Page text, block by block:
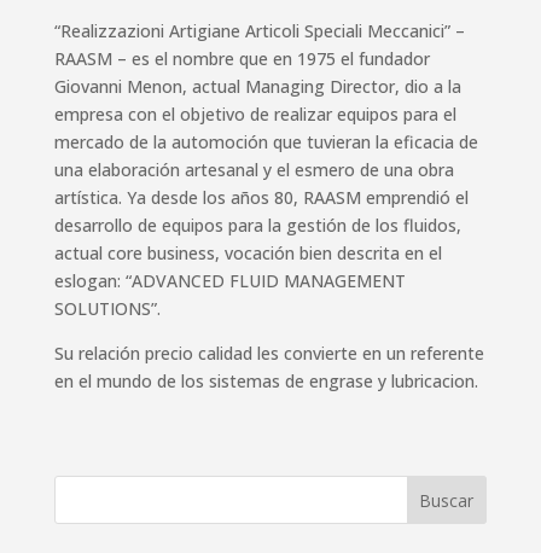
“Realizzazioni Artigiane Articoli Speciali Meccanici” –
RAASM – es el nombre que en 1975 el fundador
Giovanni Menon, actual Managing Director, dio a la
empresa con el objetivo de realizar equipos para el
mercado de la automoción que tuvieran la eficacia de
una elaboración artesanal y el esmero de una obra
artística. Ya desde los años 80, RAASM emprendió el
desarrollo de equipos para la gestión de los fluidos,
actual core business, vocación bien descrita en el
eslogan: “ADVANCED FLUID MANAGEMENT
SOLUTIONS”.
Su relación precio calidad les convierte en un referente
en el mundo de los sistemas de engrase y lubricacion.